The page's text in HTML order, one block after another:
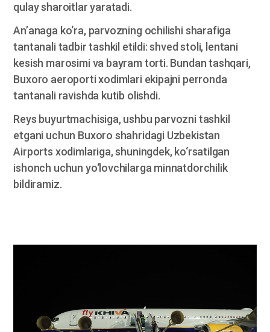
qulay sharoitlar yaratadi.
An’anaga ko‘ra, parvozning ochilishi sharafiga
tantanali tadbir tashkil etildi: shved stoli, lentani
kesish marosimi va bayram torti. Bundan tashqari,
Buxoro aeroporti xodimlari ekipajni perronda
tantanali ravishda kutib olishdi.
Reys buyurtmachisiga, ushbu parvozni tashkil
etgani uchun Buxoro shahridagi Uzbekistan
Airports xodimlariga, shuningdek, ko‘rsatilgan
ishonch uchun yo‘lovchilarga minnatdorchilik
bildiramiz.